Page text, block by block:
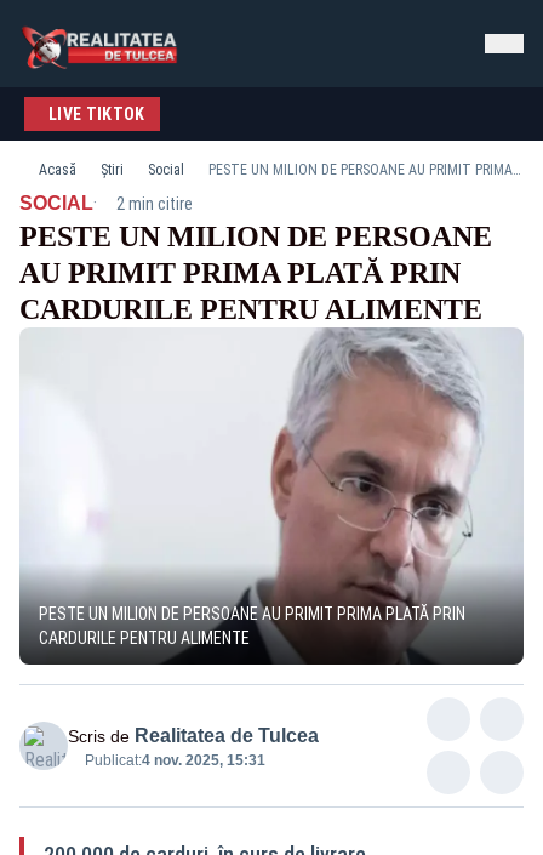
LIVE TIKTOK
Acasă Știri Social PESTE UN MILION DE PERSOANE AU PRIMIT PRIMA PLATĂ PRIN CARDURILE PENTRU ALIMENTE
SOCIAL· 2 min citire
PESTE UN MILION DE PERSOANE
AU PRIMIT PRIMA PLATĂ PRIN
CARDURILE PENTRU ALIMENTE
PESTE UN MILION DE PERSOANE AU PRIMIT PRIMA PLATĂ PRIN
CARDURILE PENTRU ALIMENTE
Scris de Realitatea de Tulcea
Publicat:4 nov. 2025, 15:31